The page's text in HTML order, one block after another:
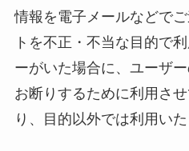
情報を電子メールなどで
トを不正・不当な目的で
ーがいた場合に、ユーザ
お断りするために利用さ
り、目的以外では利用いた